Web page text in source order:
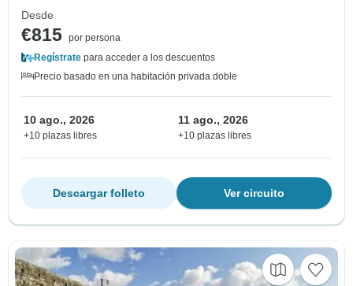
Desde
€815 por persona
Regístrate para acceder a los descuentos
Precio basado en una habitación privada doble
10 ago., 2026
+10 plazas libres
11 ago., 2026
+10 plazas libres
Ver circuito
Descargar folleto